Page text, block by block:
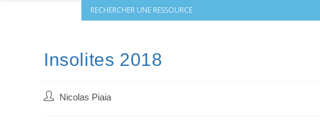
Insolites 2018
Auteur/autrice
Nicolas Piaia